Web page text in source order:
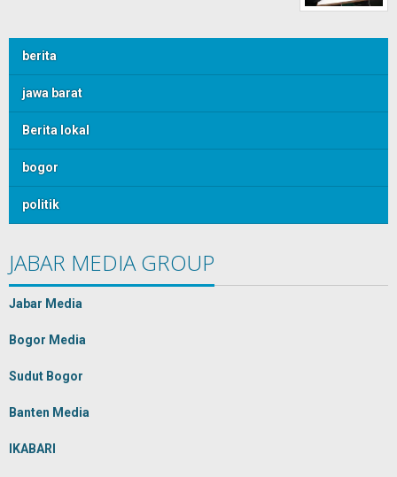
berita
jawa barat
Berita lokal
bogor
politik
JABAR MEDIA GROUP
Jabar Media
Bogor Media
Sudut Bogor
Banten Media
IKABARI